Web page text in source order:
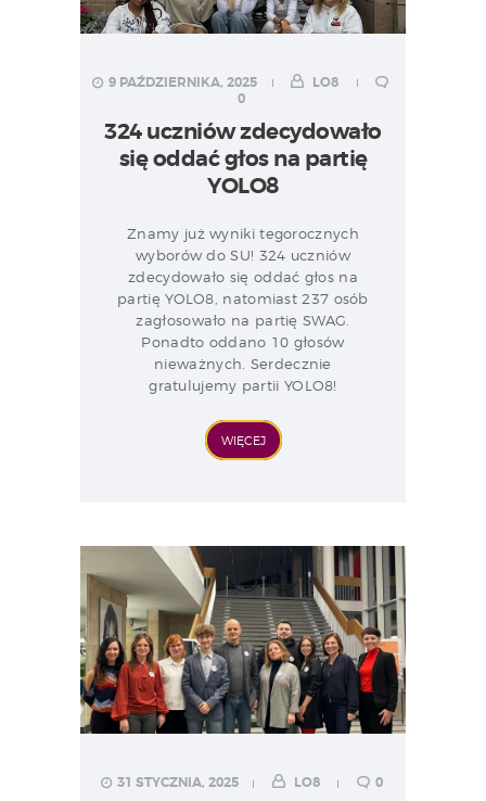
9 PAŹDZIERNIKA, 2025
LO8
0
324 uczniów zdecydowało
się oddać głos na partię
YOLO8
Znamy już wyniki tegorocznych
wyborów do SU! 324 uczniów
zdecydowało się oddać głos na
partię YOLO8, natomiast 237 osób
zagłosowało na partię SWAG.
Ponadto oddano 10 głosów
nieważnych. Serdecznie
gratulujemy partii YOLO8!
WIĘCEJ
31 STYCZNIA, 2025 LO8 0